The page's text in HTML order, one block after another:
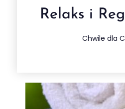
Relaks i
Chwile dla
Jacuzzi &